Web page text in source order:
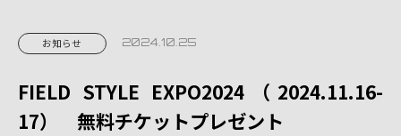
お知らせ 2024.10.25
FIELD STYLE EXPO2024（2024.11.16-
17） 無料チケットプレゼント